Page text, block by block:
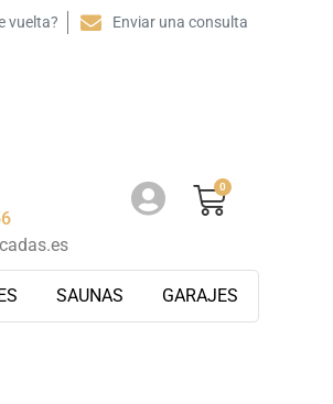
vuelta? Enviar una consulta
0
SAUNAS GARAJES